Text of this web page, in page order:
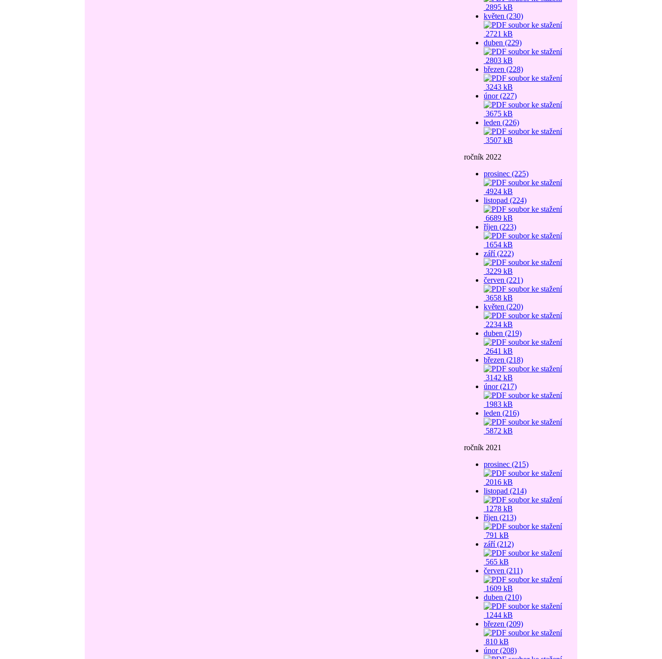
2895 kB
květen (230)
2721 kB
duben (229)
2803 kB
březen (228)
3243 kB
únor (227)
3675 kB
leden (226)
3507 kB
ročník 2022
prosinec (225)
4924 kB
listopad (224)
6689 kB
říjen (223)
1654 kB
září (222)
3229 kB
červen (221)
3658 kB
květen (220)
2234 kB
duben (219)
2641 kB
březen (218)
3142 kB
únor (217)
1983 kB
leden (216)
5872 kB
ročník 2021
prosinec (215)
2016 kB
listopad (214)
1278 kB
říjen (213)
791 kB
září (212)
565 kB
červen (211)
1609 kB
duben (210)
1244 kB
březen (209)
810 kB
únor (208)